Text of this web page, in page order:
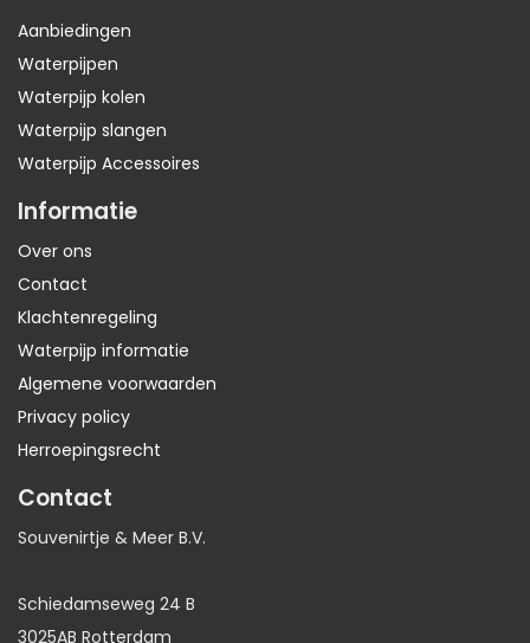
Aanbiedingen
Waterpijpen
Waterpijp kolen
Waterpijp slangen
Waterpijp Accessoires
Informatie
Over ons
Contact
Klachtenregeling
Waterpijp informatie
Algemene voorwaarden
Privacy policy
Herroepingsrecht
Contact
Souvenirtje & Meer B.V.
Schiedamseweg 24 B
3025AB Rotterdam